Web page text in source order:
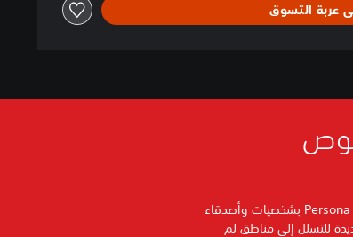
عربة التسوق
توسعةً للإصدار الأصلي في 2017، تصل Persona 5 Royal بشخصيات وأصدقاء
للتسلل إلى مناطق لم